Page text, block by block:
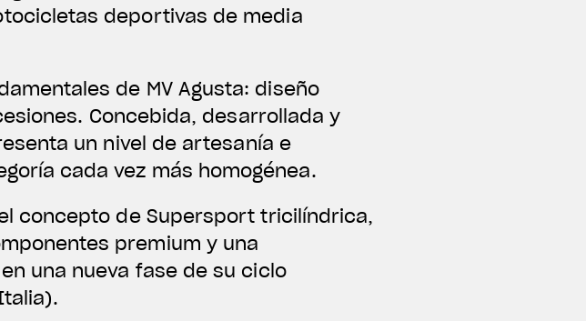
deportivas de media
de MV Agusta: diseño
Concebida, desarrollada y
un nivel de artesanía e
cada vez más homogénea.
concepto de Supersport tricilíndrica,
premium y una
una nueva fase de su ciclo